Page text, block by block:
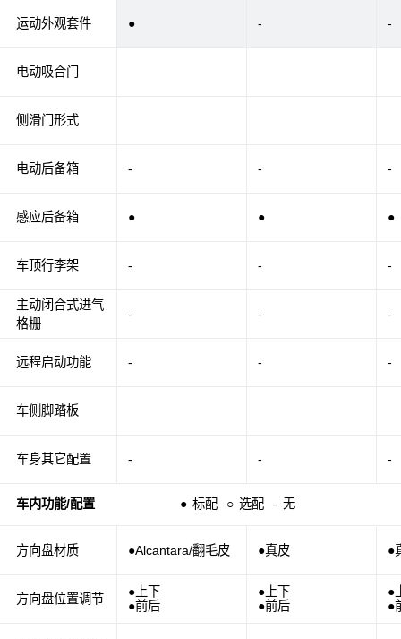
运动外观套件
电动吸合门
侧滑门形式
电动后备箱
感应后备箱
车顶行李架
主动闭合式进气
格栅
远程启动功能
车侧脚踏板
车身其它配置
车内功能/配置 ● 标配 ○ 选配 - 无
方向盘材质
方向盘位置调节
● - -
- - -
● ● ●
- - -
- - -
- - -
- - -
●Alcantara/翻毛皮 ●真皮 ●
●上下
●前后
●上下
●前后
●
●